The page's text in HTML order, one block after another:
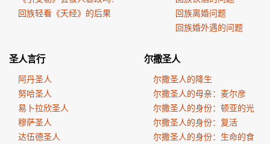
回族轻看《天经》的后果
回族离婚问题
回族婚外遇的问题
圣人言行
阿丹圣人
努哈圣人
易卜拉欣圣人
穆萨圣人
达伍德圣人
尔撒圣人
尔撒圣人的降生
尔撒圣人的母亲：麦尔彦
尔撒圣人的身份：顿亚的光
尔撒圣人的身份：复活
尔撒圣人的身份：生命的食